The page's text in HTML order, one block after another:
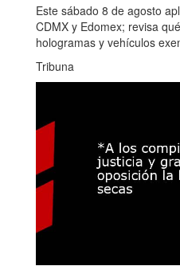
Este sábado 8 de agosto
CDMX y Edomex; revisa
hologramas y vehículos
Tribuna